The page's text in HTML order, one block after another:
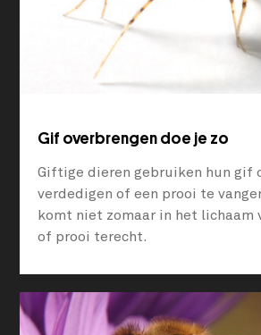
Gif overbrengen doe je zo
Giftige dieren gebruiken hun gif
verdedigen of een prooi te
komt niet zomaar in het lichaam
of prooi terecht.